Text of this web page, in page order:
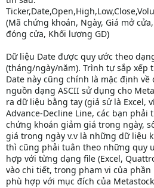
(Mã chứng khoán, Ngày, Giá mở
đóng cửa, Khối lượng GD)
Dữ liệu Date được quy ước theo
(tháng/ngày/năm). Trình tự sắp xếp
Date này cũng chính là mặc định
nguồn dạng ASCII sử dụng cho
ra dữ liệu bằng tay (giả sử là Excel,
Advance-Decline Line, các bạn
chứng khoán giảm giá trong ngày,
giá trong ngày v.v là những dữ liệu
thì cũng phải tuân theo những quy
hợp với từng dạng file (Excel,
vào chi tiết, trong phạm vi của phần
phù hợp với mục đích của